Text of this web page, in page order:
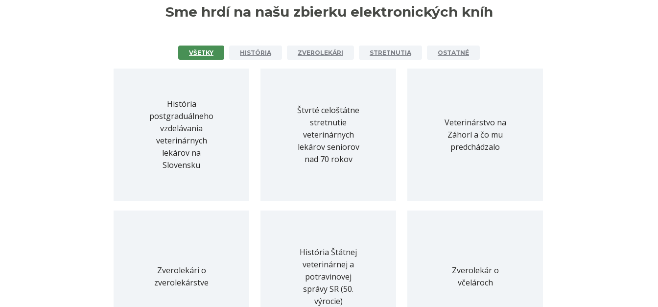
Sme hrdí na našu zbierku elektronických kníh
VŠETKY HISTÓRIA ZVEROLEKÁRI STRETNUTIA OSTATNÉ
História
postgraduálneho
vzdelávania
veterinárnych
lekárov na
Slovensku
Štvrté celoštátne
stretnutie
veterinárnych
lekárov seniorov
nad 70 rokov
Veterinárstvo na
Záhorí a čo mu
predchádzalo
Zverolekári o
zverolekárstve
História Štátnej
veterinárnej a
potravinovej
správy SR (50.
výrocie)
Zverolekár o
včelároch